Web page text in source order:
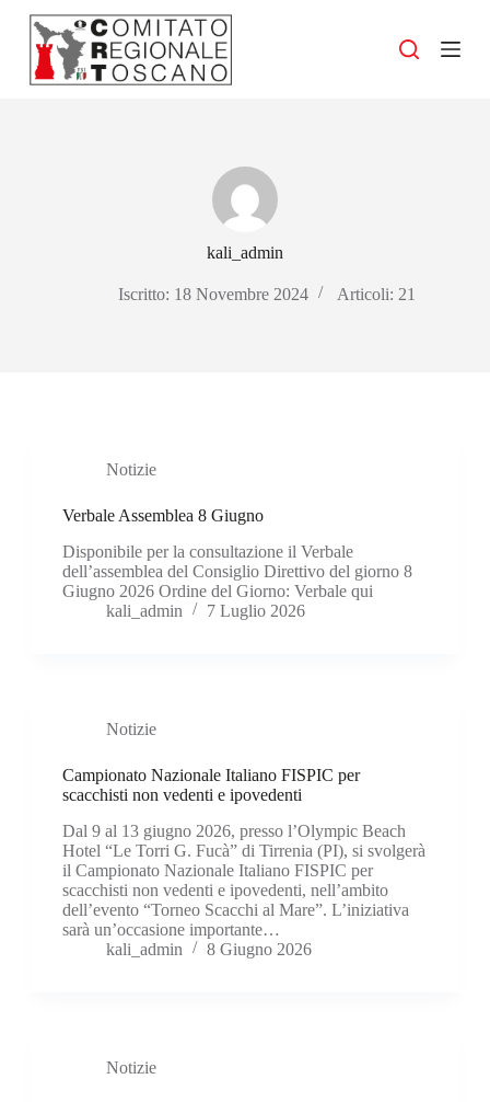
S
kali_admin
Iscritto: 18 Novembre 2024 Articoli: 21
Notizie
Verbale Assemblea 8 Giugno
Disponibile per la consultazione il Verbale
dell’assemblea del Consiglio Direttivo del giorno 8
Giugno 2026 Ordine del Giorno: Verbale qui
kali_admin
7 Luglio 2026
Notizie
Campionato Nazionale Italiano FISPIC per
scacchisti non vedenti e ipovedenti
Dal 9 al 13 giugno 2026, presso l’Olympic Beach
Hotel “Le Torri G. Fucà” di Tirrenia (PI), si svolgerà
il Campionato Nazionale Italiano FISPIC per
scacchisti non vedenti e ipovedenti, nell’ambito
dell’evento “Torneo Scacchi al Mare”. L’iniziativa
sarà un’occasione importante…
kali_admin
8 Giugno 2026
Notizie